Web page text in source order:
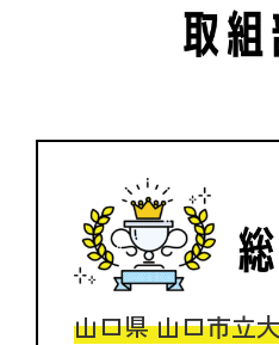
山口県 山口市立